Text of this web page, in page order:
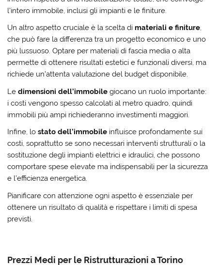
l’intero immobile, inclusi gli impianti e le finiture.
Un altro aspetto cruciale è la scelta di materiali e finiture,
che può fare la differenza tra un progetto economico e uno
più lussuoso. Optare per materiali di fascia media o alta
permette di ottenere risultati estetici e funzionali diversi, ma
richiede un’attenta valutazione del budget disponibile.
Ledimensioni dell’immobile giocano un ruolo importante:
i costi vengono spesso calcolati al metro quadro, quindi
immobili più ampi richiederanno investimenti maggiori.
Infine, lostato dell’immobile influisce profondamente sui
costi, soprattutto se sono necessari interventi strutturali o la
sostituzione degli impianti elettrici e idraulici, che possono
comportarespese elevate ma indispensabili per la sicurezza
e l’efficienza energetica.
Pianificare con attenzione ogni aspetto è essenziale per
ottenere un risultato di qualità e rispettare i limiti di spesa
previsti.
Prezzi Medi per le Ristrutturazioni a Torino